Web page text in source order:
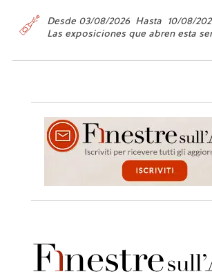
Desde 03/08/2026 Hasta 10/08/
Las exposiciones que abren esta